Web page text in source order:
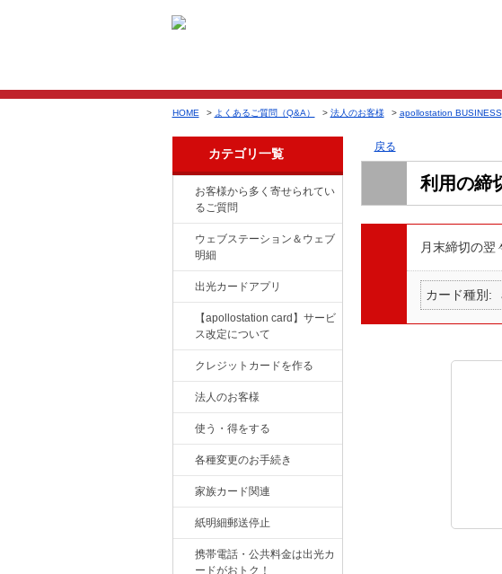
HOME > よくあるご質問（Q&A） > 法人のお客様 > apollostation BUSINESS
カテゴリ一覧
お客様から多く寄せられてい
るご質問
ウェブステーション＆ウェブ
明細
出光カードアプリ
【apollostation card】サービ
ス改定について
クレジットカードを作る
法人のお客様
使う・得をする
各種変更のお手続き
家族カード関連
紙明細郵送停止
携帯電話・公共料金は出光カ
ードがおトク！
戻る
利用の締
月末締切の翌
カード種別